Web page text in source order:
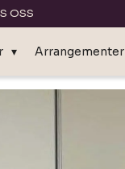
OSS
Arrangementer